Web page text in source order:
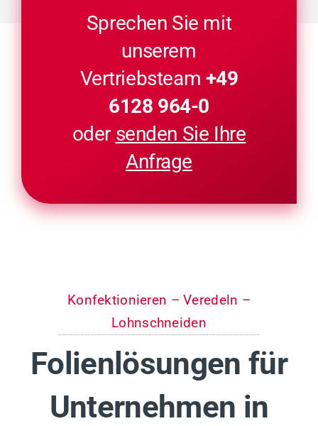
Sprechen Sie mit
unserem
Vertriebsteam +49
6128 964-0
oder senden Sie Ihre
Anfrage
Konfektionieren – Veredeln –
Lohnschneiden
Folienlösungen für
Unternehmen in